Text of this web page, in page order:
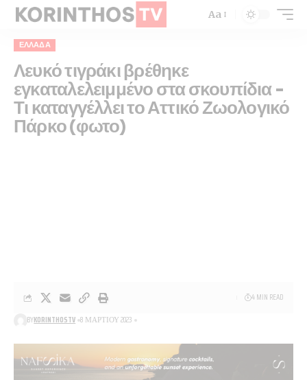
Aa
ΕΛΛΆΔΑ
Λευκό τιγράκι βρέθηκε
εγκαταλελειμμένο στα σκουπίδια –
Τι καταγγέλλει το Αττικό Ζωολογικό
Πάρκο (φωτο)
BYKORINTHOSTV 8 ΜΑΡΤΊΟΥ 2023
4 MIN READ